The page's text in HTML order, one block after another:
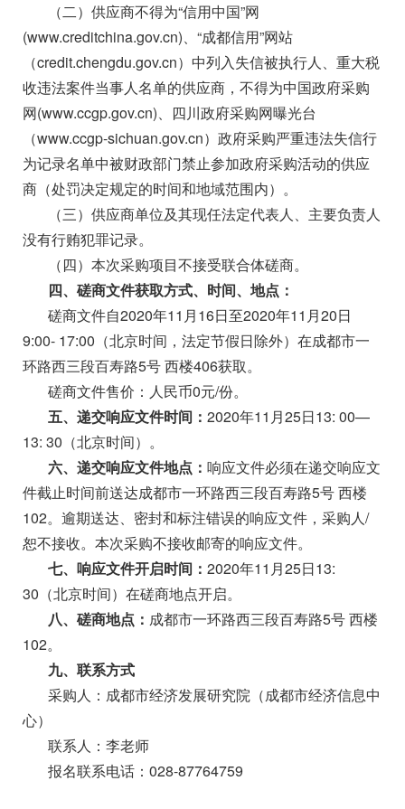
（二）供应商不得为“信用中国”网
(www.creditchina.gov.cn)、“成都信用”网站
（credit.chengdu.gov.cn）中列入失信被执行人、重大税
收违法案件当事人名单的供应商，不得为中国政府采购
网(www.ccgp.gov.cn)、四川政府采购网曝光台
（www.ccgp-sichuan.gov.cn）政府采购严重违法失信行
为记录名单中被财政部门禁止参加政府采购活动的供应
商（处罚决定规定的时间和地域范围内）。
（三）供应商单位及其现任法定代表人、主要负责人
没有行贿犯罪记录。
（四）本次采购项目不接受联合体磋商。
四、磋商文件获取方式、时间、地点：
磋商文件自2020年11月16日至2020年11月20日
9:00- 17:00（北京时间，法定节假日除外）在成都市一
环路西三段百寿路5号 西楼406获取。
磋商文件售价：人民币0元/份。
五、递交响应文件时间：2020年11月25日13: 00—
13: 30（北京时间）。
六、递交响应文件地点：响应文件必须在递交响应文
件截止时间前送达成都市一环路西三段百寿路5号 西楼
102。逾期送达、密封和标注错误的响应文件，采购人/
恕不接收。本次采购不接收邮寄的响应文件。
七、响应文件开启时间：2020年11月25日13:
30（北京时间）在磋商地点开启。
八、磋商地点： 成都市一环路西三段百寿路5号 西楼
102。
九、联系方式
采购人：成都市经济发展研究院（成都市经济信息中
心）
联系人：李老师
报名联系电话：028-87764759